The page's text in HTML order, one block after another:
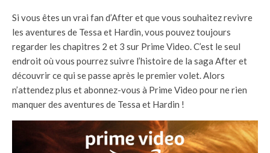
Si vous êtes un vrai fan d’After et que vous souhaitez revivre
les aventures de Tessa et Hardin, vous pouvez toujours
regarder les chapitres 2 et 3 sur Prime Video. C’est le seul
endroit où vous pourrez suivre l’histoire de la saga After et
découvrir ce qui se passe après le premier volet. Alors
n’attendez plus et abonnez-vous à Prime Video pour ne rien
manquer des aventures de Tessa et Hardin !